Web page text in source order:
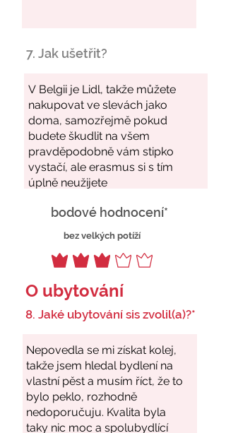
7. Jak ušetřit?
bodové hodnocení*
bez velkých potíží
O ubytování
8. Jaké ubytování sis zvolil(a)?*